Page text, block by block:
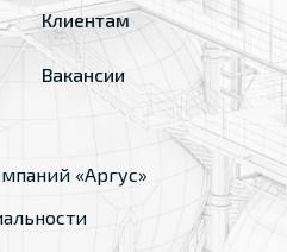
Клиентам
Вакансии
«Аргус»